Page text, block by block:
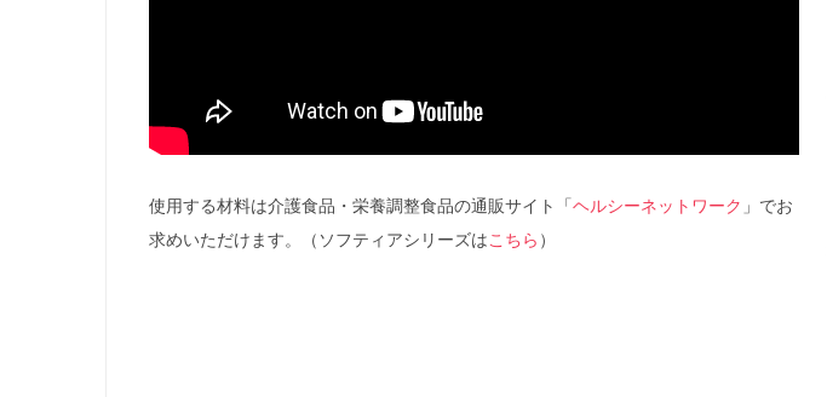
使用する材料は介護食品・栄養調整食品の通販サイト「ヘルシーネットワーク 」でお
求めいただけます。（ソフティアシリーズはこちら ）